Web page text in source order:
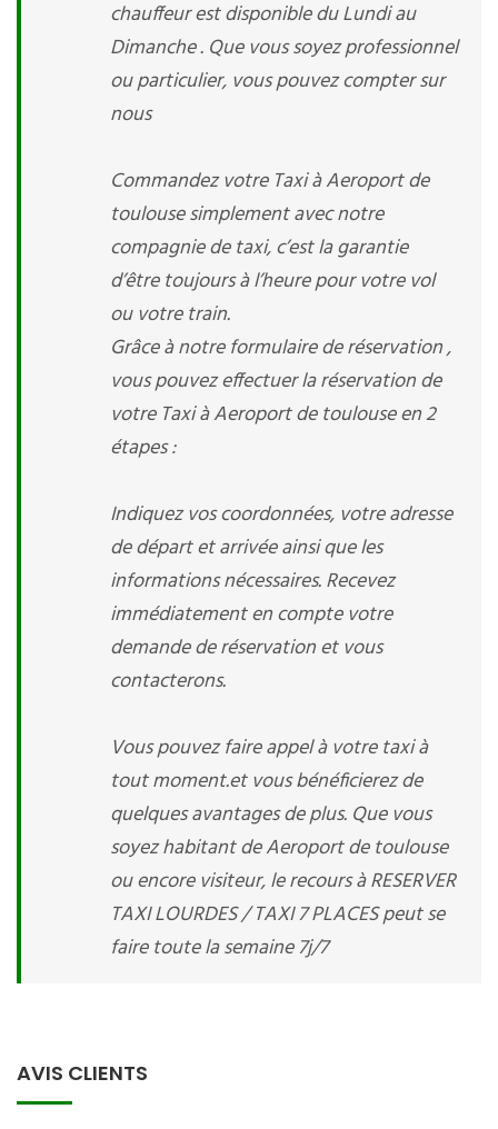
chauffeur est disponible du Lundi au
Dimanche . Que vous soyez professionnel
ou particulier, vous pouvez compter sur
nous
Commandez votre Taxi à Aeroport de
toulouse simplement avec notre
compagnie de taxi, c’est la garantie
d’être toujours à l’heure pour votre vol
ou votre train.
Grâce à notre formulaire de réservation ,
vous pouvez effectuer la réservation de
votre Taxi à Aeroport de toulouse en 2
étapes :
Indiquez vos coordonnées, votre adresse
de départ et arrivée ainsi que les
informations nécessaires. Recevez
immédiatement en compte votre
demande de réservation et vous
contacterons.
Vous pouvez faire appel à votre taxi à
tout moment.et vous bénéficierez de
quelques avantages de plus. Que vous
soyez habitant de Aeroport de toulouse
ou encore visiteur, le recours à RESERVER
TAXI LOURDES / TAXI 7 PLACES peut se
faire toute la semaine 7j/7
AVIS CLIENTS